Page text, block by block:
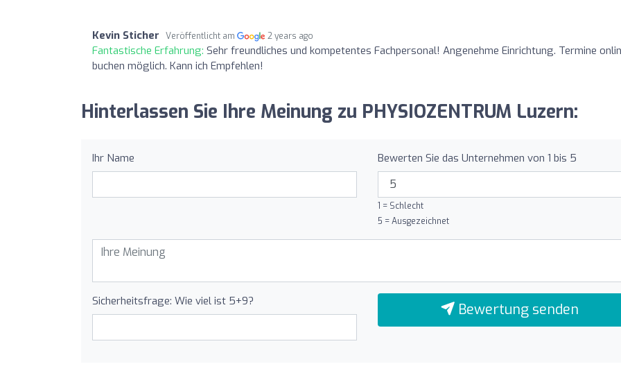
Kevin Sticher Veröffentlicht am 2 years ago
Fantastische Erfahrung: Sehr freundliches und kompetentes Fachpersonal! Angenehme Einrichtung. Termine
buchen möglich. Kann ich Empfehlen!
Hinterlassen Sie Ihre Meinung zu PHYSIOZENTRUM Luzern:
Ihr Name Bewerten Sie das Unternehmen von 1 bis 5
1 = Schlecht
5 = Ausgezeichnet
Sicherheitsfrage: Wie viel ist 5+9? Bewertung senden